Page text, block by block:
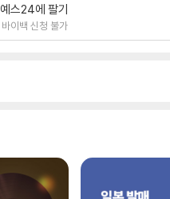
예스24에 팔기
바이백 신청 불가